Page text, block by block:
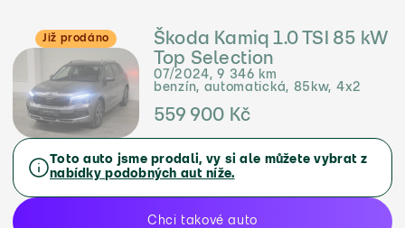
Již prodáno
Škoda Kamiq 1.0 TSI 85 kW
Top Selection
07/2024, 9 346 km
benzín, automatická, 85kw, 4x2
559 900 Kč
Toto auto jsme prodali, vy si ale můžete vybrat z
nabídky podobných aut níže.
Chci takové auto